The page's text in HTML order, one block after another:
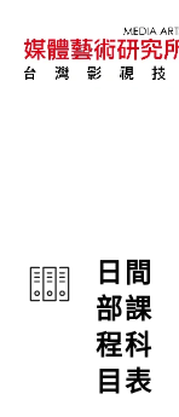
日間
部課
程科
目表